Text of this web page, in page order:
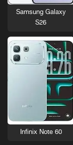
Samsung Galaxy
S26
Infinix Note 60